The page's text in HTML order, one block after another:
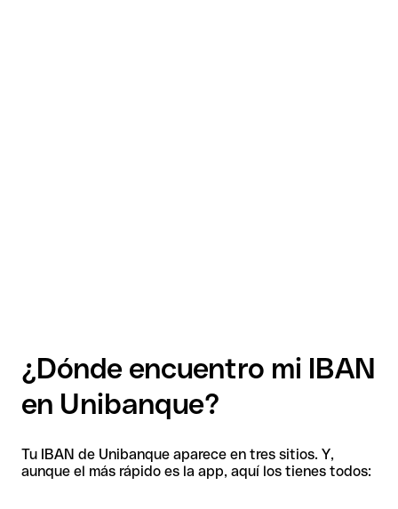
¿Dónde encuentro mi IBAN
en Unibanque?
Tu IBAN de Unibanque aparece en tres sitios. Y,
aunque el más rápido es la app, aquí los tienes todos: